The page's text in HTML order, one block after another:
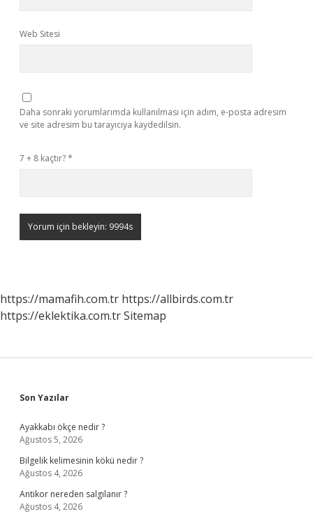
Web Sitesi
Daha sonraki yorumlarımda kullanılması için adım, e-posta adresim
ve site adresim bu tarayıcıya kaydedilsin.
7 + 8 kaçtır?*
https://mamafih.com.tr https://allbirds.com.tr
https://eklektika.com.trSitemap
Sidebar
Son Yazılar
Ayakkabı ökçe nedir ?
Ağustos 5, 2026
Bilgelik kelimesinin kökü nedir ?
Ağustos 4, 2026
Antikor nereden salgılanır ?
Ağustos 4, 2026